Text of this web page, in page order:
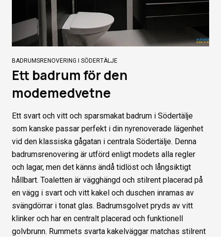
BADRUMSRENOVERING I SÖDERTÄLJE
Ett badrum för den
modemedvetne
Ett svart och vitt och sparsmakat badrum i Södertälje
som kanske passar perfekt i din nyrenoverade lägenhet
vid den klassiska gågatan i centrala Södertälje. Denna
badrumsrenovering är utförd enligt modets alla regler
och lagar, men det känns ändå tidlöst och långsiktigt
hållbart. Toaletten är vägghängd och stilrent placerad på
en vägg i svart och vitt kakel och duschen inramas av
svängdörrar i tonat glas. Badrumsgolvet pryds av vitt
klinker och har en centralt placerad och funktionell
golvbrunn. Rummets svarta kakelväggar matchas stilrent